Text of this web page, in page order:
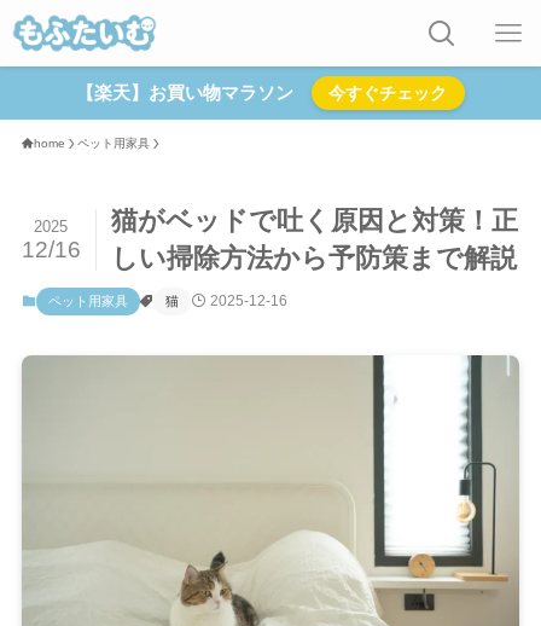
【楽天】お買い物マラソン 今すぐチェック
home ペット用家具
猫がベッドで吐く原因と対策！正
しい掃除方法から予防策まで解説
2025
12/16
ペット用家具 猫 2025-12-16